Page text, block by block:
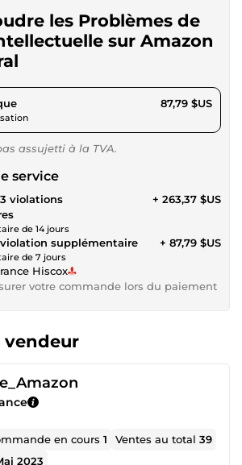
les Problèmes de
sur Amazon
pour 80,91 $US 87,79 $US
assujetti à la TVA.
service
violations
de 14 jours
+ 263,37 $US
supplémentaire
de 7 jours
+ 87,79 $US
Hiscox
votre commande lors du paiement
vendeur
en cours1 Ventes au total39
2023